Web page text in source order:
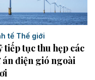
tế Thế giới
tiếp tục thu hẹp các
án điện gió ngoài